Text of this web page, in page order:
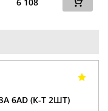
6AD (К-Т 2ШТ)